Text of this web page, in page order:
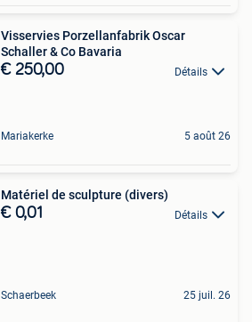
Visservies Porzellanfabrik Oscar
Schaller & Co Bavaria
€ 250,00 Détails
Mariakerke 5 août 26
Matériel de sculpture (divers)
€ 0,01 Détails
Schaerbeek 25 juil. 26